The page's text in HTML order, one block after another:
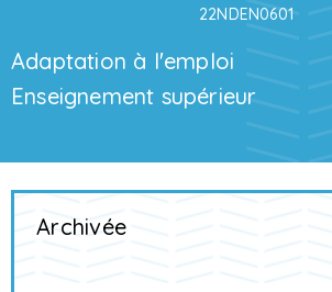
22NDEN0601
Adaptation à l'emploi
Enseignement supérieur
Archivée